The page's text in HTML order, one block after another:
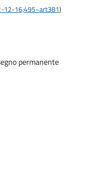
12-16;495~art381)
permanente